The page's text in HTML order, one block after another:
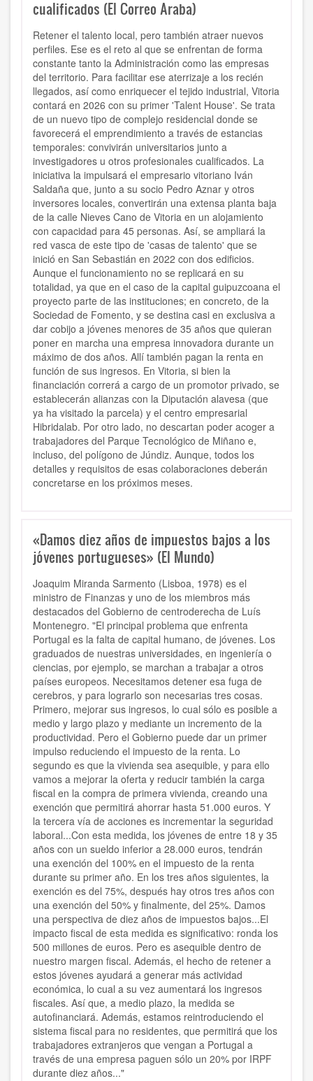
cualificados (El Correo Araba)
Retener el talento local, pero también atraer nuevos
perfiles. Ese es el reto al que se enfrentan de forma
constante tanto la Administración como las empresas
del territorio. Para facilitar ese aterrizaje a los recién
llegados, así como enriquecer el tejido industrial, Vitoria
contará en 2026 con su primer 'Talent House'. Se trata
de un nuevo tipo de complejo residencial donde se
favorecerá el emprendimiento a través de estancias
temporales: convivirán universitarios junto a
investigadores u otros profesionales cualificados. La
iniciativa la impulsará el empresario vitoriano Iván
Saldaña que, junto a su socio Pedro Aznar y otros
inversores locales, convertirán una extensa planta baja
de la calle Nieves Cano de Vitoria en un alojamiento
con capacidad para 45 personas. Así, se ampliará la
red vasca de este tipo de 'casas de talento' que se
inició en San Sebastián en 2022 con dos edificios.
Aunque el funcionamiento no se replicará en su
totalidad, ya que en el caso de la capital guipuzcoana el
proyecto parte de las instituciones; en concreto, de la
Sociedad de Fomento, y se destina casi en exclusiva a
dar cobijo a jóvenes menores de 35 años que quieran
poner en marcha una empresa innovadora durante un
máximo de dos años. Allí también pagan la renta en
función de sus ingresos. En Vitoria, si bien la
financiación correrá a cargo de un promotor privado, se
establecerán alianzas con la Diputación alavesa (que
ya ha visitado la parcela) y el centro empresarial
Hibridalab. Por otro lado, no descartan poder acoger a
trabajadores del Parque Tecnológico de Miñano e,
incluso, del polígono de Júndiz. Aunque, todos los
detalles y requisitos de esas colaboraciones deberán
concretarse en los próximos meses.
«Damos diez años de impuestos bajos a los
jóvenes portugueses» (El Mundo)
Joaquim Miranda Sarmento (Lisboa, 1978) es el
ministro de Finanzas y uno de los miembros más
destacados del Gobierno de centroderecha de Luís
Montenegro. "El principal problema que enfrenta
Portugal es la falta de capital humano, de jóvenes. Los
graduados de nuestras universidades, en ingeniería o
ciencias, por ejemplo, se marchan a trabajar a otros
países europeos. Necesitamos detener esa fuga de
cerebros, y para lograrlo son necesarias tres cosas.
Primero, mejorar sus ingresos, lo cual sólo es posible a
medio y largo plazo y mediante un incremento de la
productividad. Pero el Gobierno puede dar un primer
impulso reduciendo el impuesto de la renta. Lo
segundo es que la vivienda sea asequible, y para ello
vamos a mejorar la oferta y reducir también la carga
fiscal en la compra de primera vivienda, creando una
exención que permitirá ahorrar hasta 51.000 euros. Y
la tercera vía de acciones es incrementar la seguridad
laboral...Con esta medida, los jóvenes de entre 18 y 35
años con un sueldo inferior a 28.000 euros, tendrán
una exención del 100% en el impuesto de la renta
durante su primer año. En los tres años siguientes, la
exención es del 75%, después hay otros tres años con
una exención del 50% y finalmente, del 25%. Damos
una perspectiva de diez años de impuestos bajos...El
impacto fiscal de esta medida es significativo: ronda los
500 millones de euros. Pero es asequible dentro de
nuestro margen fiscal. Además, el hecho de retener a
estos jóvenes ayudará a generar más actividad
económica, lo cual a su vez aumentará los ingresos
fiscales. Así que, a medio plazo, la medida se
autofinanciará. Además, estamos reintroduciendo el
sistema fiscal para no residentes, que permitirá que los
trabajadores extranjeros que vengan a Portugal a
través de una empresa paguen sólo un 20% por IRPF
durante diez años..."